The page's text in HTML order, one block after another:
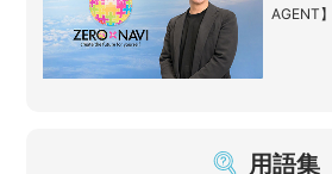
AGENT
用語集